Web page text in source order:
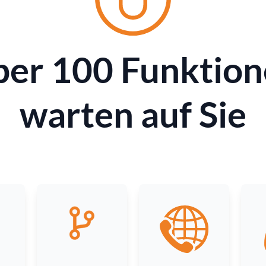
100
warten auf Sie